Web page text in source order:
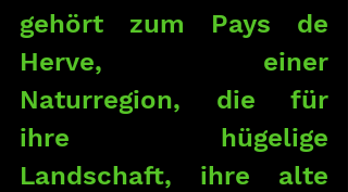
gehört zum Pays de
Herve, einer
Naturregion, die für
ihre hügelige
Landschaft, ihre alte